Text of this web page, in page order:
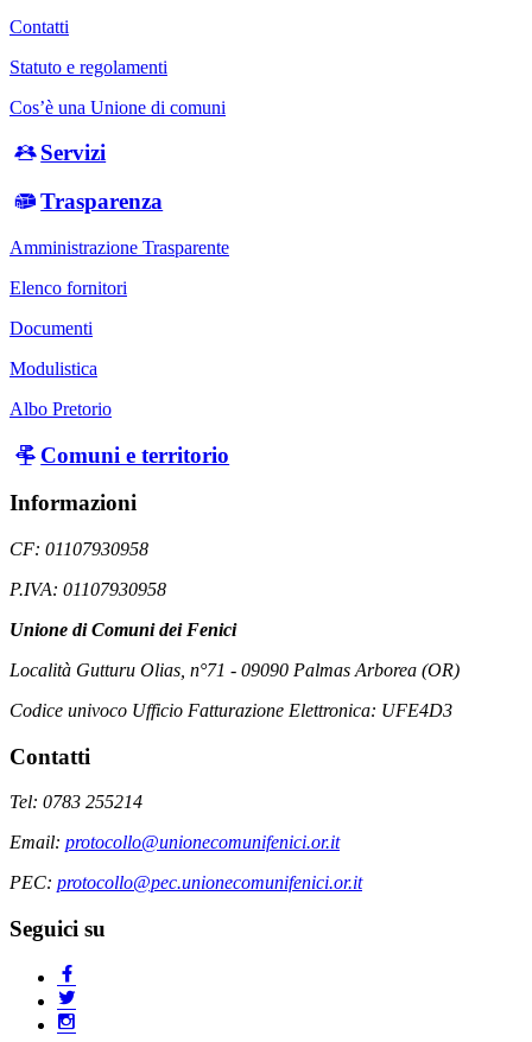
Contatti
Statuto e regolamenti
Cos’è una Unione di comuni
Servizi
Trasparenza
Amministrazione Trasparente
Elenco fornitori
Documenti
Modulistica
Albo Pretorio
Comuni e territorio
Informazioni
CF: 01107930958
P.IVA: 01107930958
Unione di Comuni dei Fenici
Località Gutturu Olias, n°71 - 09090 Palmas Arborea (OR)
Codice univoco Ufficio Fatturazione Elettronica: UFE4D3
Contatti
Tel: 0783 255214
Email: protocollo@unionecomunifenici.or.it
PEC: protocollo@pec.unionecomunifenici.or.it
Seguici su